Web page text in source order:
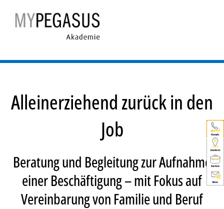
Alleinerziehend zurück in den
Job
Beratung und Begleitung zur Aufnahme
einer Beschäftigung – mit Fokus auf
Vereinbarung von Familie und Beruf